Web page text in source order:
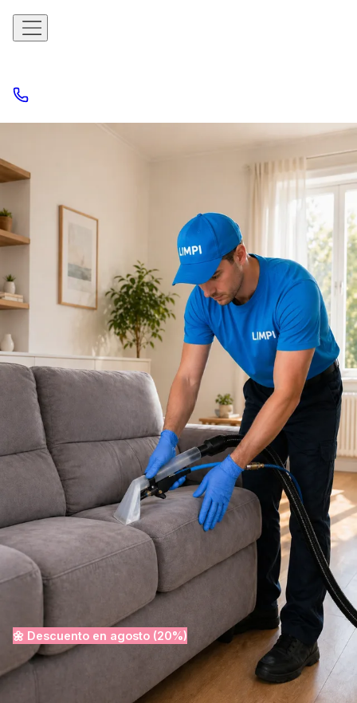
Limpieza de
domicilio de
Lavamos y desinfectamos tu sofá en profundidad
Igualada · Vic · Sant Joan de Vilatorrada · Navarcles · Sant
Fruitós de Bages
Manchas difíciles, pelos de mascota, orina y ácaros — todo
eliminado con resultado garantizado.
97%
Valoración 5 estrellas. El 97% de clientes satisfechos.
de clientes satisfechos
Presupuesto rápido · Sin compromiso
Ver precios · Desde
🌼 Descuento en agosto
Desinfección incluida Desplazamiento incluido
50% descuento en la segunda pieza